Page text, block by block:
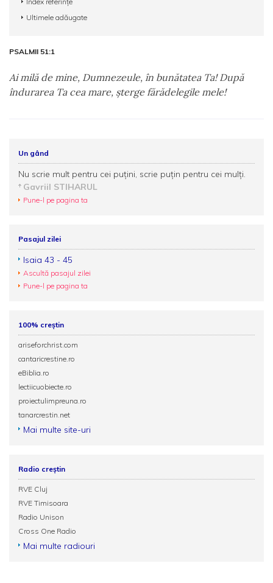
Ultimele adăugate
PSALMII 51:1
Ai milă de mine, Dumnezeule, în bunătatea Ta! După
îndurarea Ta cea mare, şterge fărădelegile mele!
Un gând
Nu scrie mult pentru cei puţini, scrie puţin pentru cei mulţi.
Gavriil STIHARUL
Pune-l pe pagina ta
Pasajul zilei
Isaia 43 - 45
Ascultă pasajul zilei
Pune-l pe pagina ta
100% creștin
ariseforchrist.com
cantaricrestine.ro
eBiblia.ro
lectiicuobiecte.ro
proiectulimpreuna.ro
tanarcrestin.net
Mai multe site-uri
Radio creștin
RVE Cluj
RVE Timisoara
Radio Unison
Cross One Radio
Mai multe radiouri